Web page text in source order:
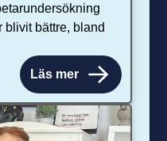
blivit bättre, bland
Läs mer